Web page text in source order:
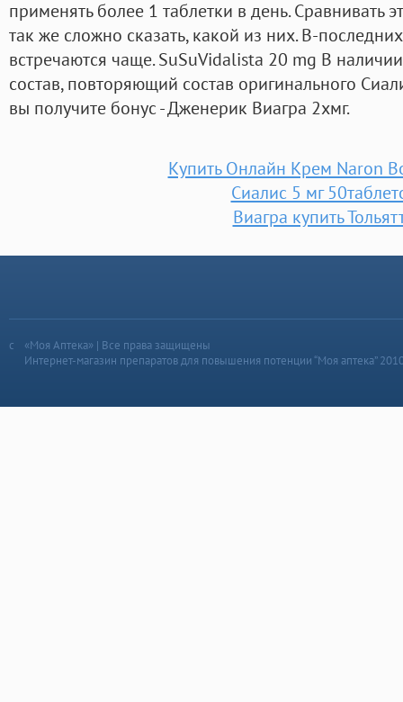
применять более 1 таблетки в день. Сравнивать
так же сложно сказать, какой из них. В-
встречаются чаще. SuSuVidalista 20 mg В
состав, повторяющий состав оригинального
вы получите бонус - Дженерик Виагра 2хмг.
Купить Онлайн Крем Naron
Сиалис 5 мг
Виагра купить
«Моя Аптека» | Все права защищены
Интернет-магазин препаратов для повышения потенции “Моя аптека”